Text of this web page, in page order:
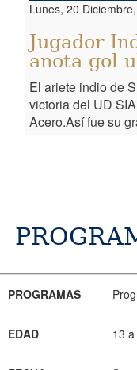
Lunes, 20
Jugador
anota gol
El ariete indio de
victoria del UD
Acero.Así fue su
PROGRAMAS
EDAD
FECHA
INFORMACIÓN
RESERVA
PROGRAMAS
EDAD 13